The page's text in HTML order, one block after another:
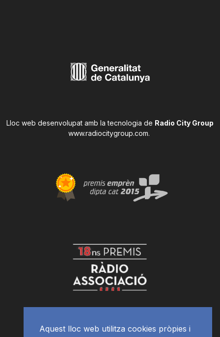
Lloc web desenvolupat amb la tecnologia de Radio City Group
www.radiocitygroup.com.
Aquest lloc web utilitza cookies pròpies i